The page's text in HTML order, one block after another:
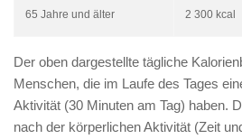
65 Jahre und älter 2 300 kcal
Der oben dargestellte tägliche
Menschen, die im Laufe des Tages
Aktivität (30 Minuten am Tag) haben.
nach der körperlichen Aktivität (Zeit